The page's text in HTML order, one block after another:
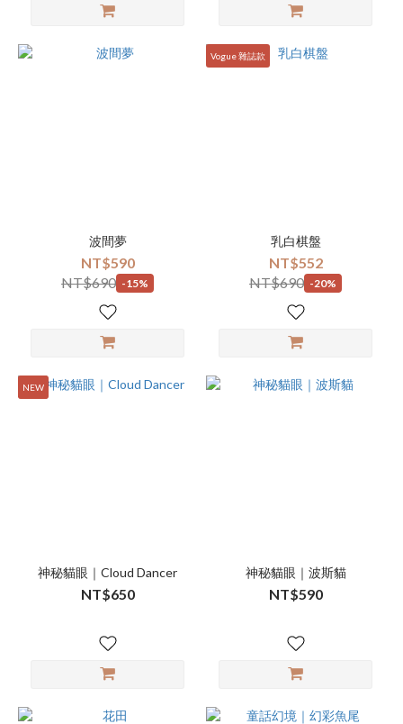
波間夢
NT$590
NT$690 -15%
Vogue 雜誌款
乳白棋盤
NT$552
NT$690 -20%
NEW
神秘貓眼｜Cloud Dancer
NT$650
神秘貓眼｜波斯貓
NT$590